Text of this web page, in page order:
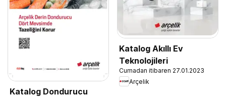
Katalog Dondurucu
Katalog Akıllı Ev
Teknolojileri
Cumadan itibaren 27.01.2023
Arçelik